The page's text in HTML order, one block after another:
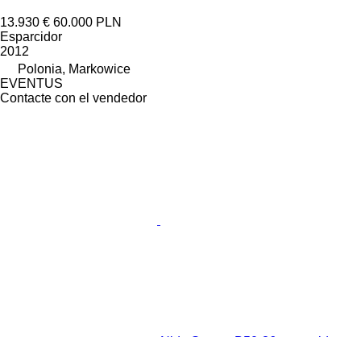
13.930 € 60.000 PLN
Esparcidor
2012
Polonia, Markowice
EVENTUS
Contacte con el vendedor